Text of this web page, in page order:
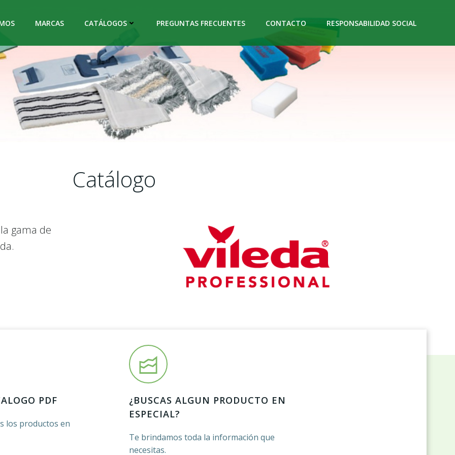
MARCAS CATÁLOGOS PREGUNTAS FRECUENTES CONTACTO RESPONSABILIDAD SOCIAL
Catálogo
gama de
PDF
los productos en
¿BUSCAS ALGUN PRODUCTO EN
ESPECIAL?
Te brindamos toda la información que
necesitas.